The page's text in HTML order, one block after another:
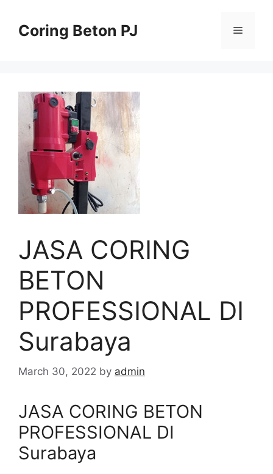
contentCoring Beton PJ Menu
JASA CORING
BETON
PROFESSIONAL DI
Surabaya
March 30, 2022 by admin
JASA CORING BETON
PROFESSIONAL DI
Surabaya